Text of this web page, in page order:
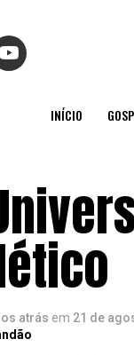
INÍCIO
atrás em 21 de